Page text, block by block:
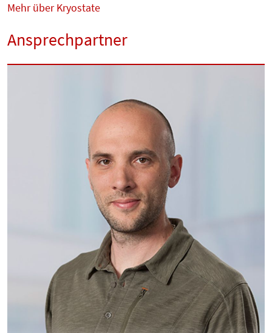
Mehr über Kryostate
Ansprechpartner